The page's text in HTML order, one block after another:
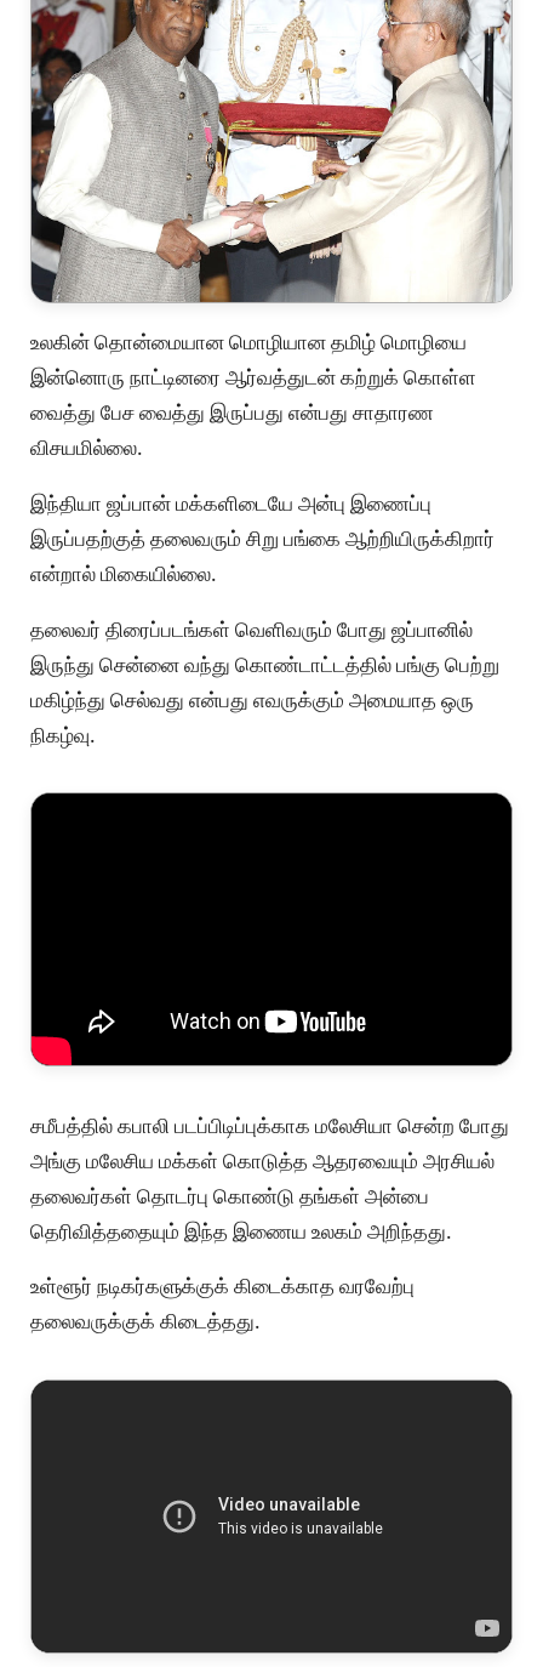
உலகின் தொன்மையான மொழியான தமிழ் மொழியை
இன்னொரு நாட்டினரை ஆர்வத்துடன் கற்றுக் கொள்ள
வைத்து பேச வைத்து இருப்பது என்பது சாதாரண
விசயமில்லை.
இந்தியா ஜப்பான் மக்களிடையே அன்பு இணைப்பு
இருப்பதற்குத் தலைவரும் சிறு பங்கை ஆற்றியிருக்கிறார்
என்றால் மிகையில்லை.
தலைவர் திரைப்படங்கள் வெளிவரும் போது ஜப்பானில்
இருந்து சென்னை வந்து கொண்டாட்டத்தில் பங்கு பெற்று
மகிழ்ந்து செல்வது என்பது எவருக்கும் அமையாத ஒரு
நிகழ்வு.
சமீபத்தில் கபாலி படப்பிடிப்புக்காக மலேசியா சென்ற போது
அங்கு மலேசிய மக்கள் கொடுத்த ஆதரவையும் அரசியல்
தலைவர்கள் தொடர்பு கொண்டு தங்கள் அன்பை
தெரிவித்ததையும் இந்த இணைய உலகம் அறிந்தது.
உள்ளூர் நடிகர்களுக்குக் கிடைக்காத வரவேற்பு
தலைவருக்குக் கிடைத்தது.